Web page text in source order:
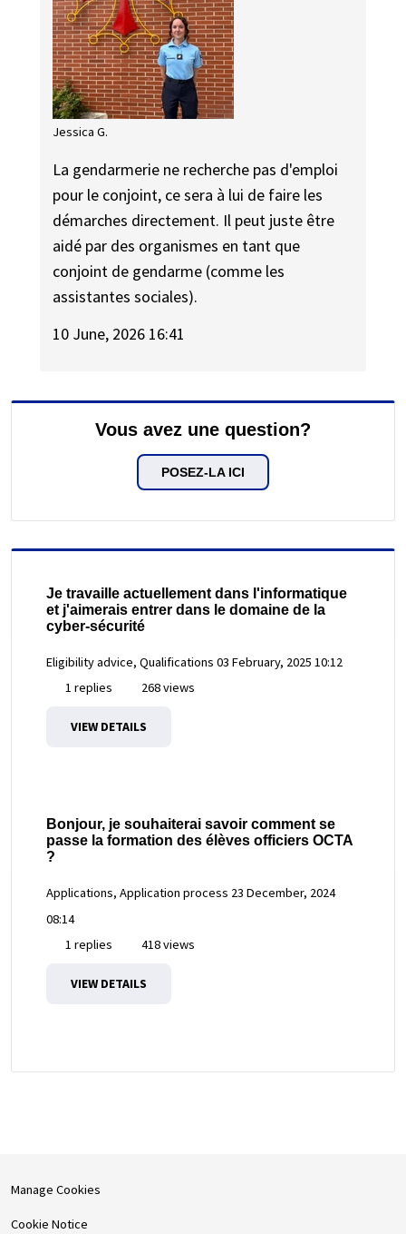
Jessica G.
La gendarmerie ne recherche pas d'emploi
pour le conjoint, ce sera à lui de faire les
démarches directement. Il peut juste être
aidé par des organismes en tant que
conjoint de gendarme (comme les
assistantes sociales).
10 June, 2026 16:41
Vous avez une question?
POSEZ-LA ICI
Je travaille actuellement dans l'informatique
et j'aimerais entrer dans le domaine de la
cyber-sécurité
Eligibility advice, Qualifications 03 February, 2025 10:12
1 replies
268 views
VIEW DETAILS
Bonjour, je souhaiterai savoir comment se
passe la formation des élèves officiers OCTA
?
Applications, Application process 23 December, 2024
08:14
1 replies
418 views
VIEW DETAILS
Manage Cookies
Cookie Notice